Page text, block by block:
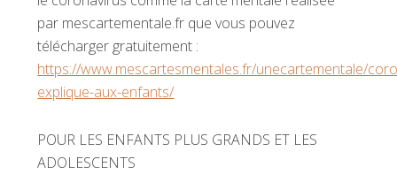
par mescartementale.fr que vous pouvez
télécharger gratuitement :
https://www.mescartesmentales.fr/unecartementale/
explique-aux-enfants/
POUR LES ENFANTS PLUS GRANDS ET LES
ADOLESCENTS